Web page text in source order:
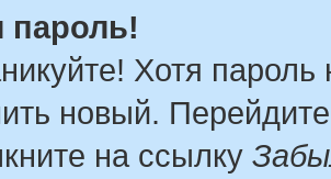
пароль!
Хотя пароль
новый.
на ссылку